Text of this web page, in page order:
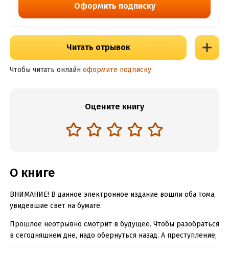
Оформить подписку
Читать отрывок
Чтобы читать онлайн оформите подписку
Оцените книгу
О книге
ВНИМАНИЕ! В данное электронное издание вошли оба тома,
увидевшие свет на бумаге.
Прошлое неотрывно смотрит в будущее. Чтобы разобраться
в сегодняшнем дне, надо обернуться назад. А преступление,